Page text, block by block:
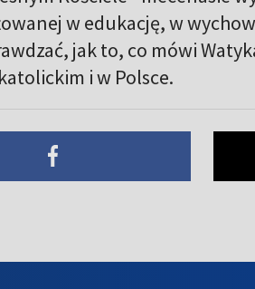
w edukację, w
jak to, co mówi
i w Polsce.